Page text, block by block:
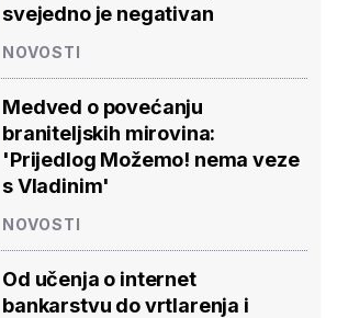
svejedno je negativan
NOVOSTI
Medved o povećanju
braniteljskih mirovina:
'Prijedlog Možemo! nema veze
s Vladinim'
NOVOSTI
Od učenja o internet
bankarstvu do vrtlarenja i